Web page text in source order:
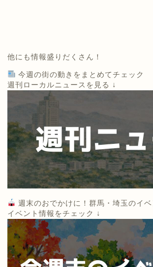
他にも情報盛りだくさん！
今週の街の動きをまとめてチェック
週刊ローカルニュースを見る ↓
週末のおでかけに！群馬・埼玉のイ
イベント情報をチェック ↓